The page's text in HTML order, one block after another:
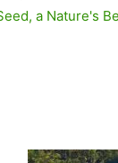
a Nature's